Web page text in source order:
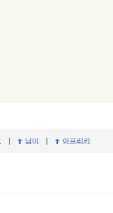
| 남미 | 아프리카